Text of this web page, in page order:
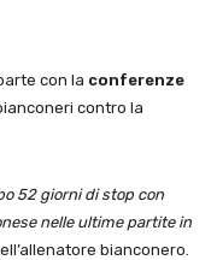
con la conferenze
contro la
52 giorni di stop con
nelle ultime partite in
bianconero.